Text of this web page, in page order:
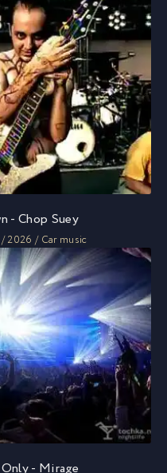
- Chop Suey
2026 / Car music
- Mirage